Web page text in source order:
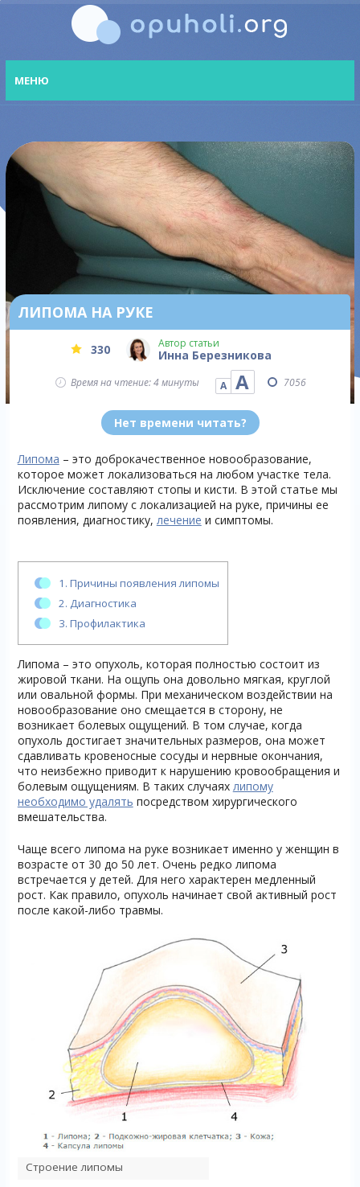
МЕНЮ
ЛИПОМА НА РУКЕ
330 Автор статьи
Инна Березникова
Время на чтение: 4 минуты А А 7056
Нет времени читать?
Липома – это доброкачественное новообразование,
которое может локализоваться на любом участке тела.
Исключение составляют стопы и кисти. В этой статье мы
рассмотрим липому с локализацией на руке, причины ее
появления, диагностику, лечение и симптомы.
1. Причины появления липомы
2. Диагностика
3. Профилактика
Липома – это опухоль, которая полностью состоит из
жировой ткани. На ощупь она довольно мягкая, круглой
или овальной формы. При механическом воздействии на
новообразование оно смещается в сторону, не
возникает болевых ощущений. В том случае, когда
опухоль достигает значительных размеров, она может
сдавливать кровеносные сосуды и нервные окончания,
что неизбежно приводит к нарушению кровообращения и
болевым ощущениям. В таких случаях липому
необходимо удалять посредством хирургического
вмешательства.
Чаще всего липома на руке возникает именно у женщин в
возрасте от 30 до 50 лет. Очень редко липома
встречается у детей. Для него характерен медленный
рост. Как правило, опухоль начинает свой активный рост
после какой-либо травмы.
Строение липомы